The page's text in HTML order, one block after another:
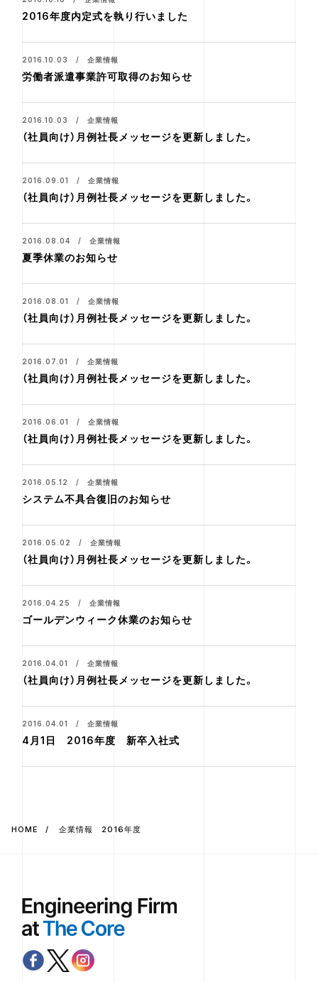
2016年度内定式を執り行いました
2016.10.03 / 企業情報
労働者派遣事業許可取得のお知らせ
2016.10.03 / 企業情報
（社員向け）月例社長メッセージを更新しました。
2016.09.01 / 企業情報
（社員向け）月例社長メッセージを更新しました。
2016.08.04 / 企業情報
夏季休業のお知らせ
2016.08.01 / 企業情報
（社員向け）月例社長メッセージを更新しました。
2016.07.01 / 企業情報
（社員向け）月例社長メッセージを更新しました。
2016.06.01 / 企業情報
（社員向け）月例社長メッセージを更新しました。
2016.05.12 / 企業情報
システム不具合復旧のお知らせ
2016.05.02 / 企業情報
（社員向け）月例社長メッセージを更新しました。
2016.04.25 / 企業情報
ゴールデンウィーク休業のお知らせ
2016.04.01 / 企業情報
（社員向け）月例社長メッセージを更新しました。
2016.04.01 / 企業情報
4月1日 2016年度 新卒入社式
HOME 企業情報 2016年度